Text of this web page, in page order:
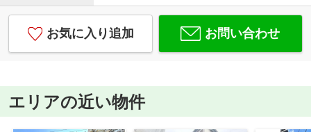
お気に入り追加 お問い合わせ
エリアの近い物件